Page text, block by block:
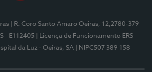
| R. Coro Santo Amaro Oeiras, 12,2780-379
- E112405
| Licença de Funcionamento ERS -
da Luz - Oeiras, SA | NIPC507 389 158